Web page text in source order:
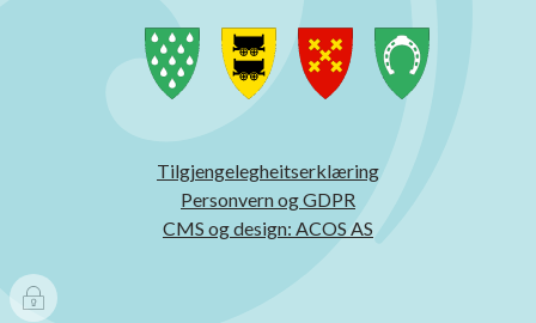
Tilgjengelegheitserklæring
Personvern og GDPR
CMS og design: ACOS AS
I